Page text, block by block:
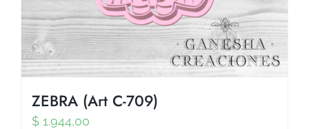
ZEBRA (Art C-709)
$ 1.944,00